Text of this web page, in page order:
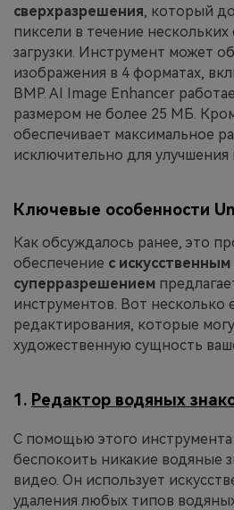
сверхразрешения, который
пиксели в течение нескольких
загрузки. Инструмент может
изображения в 4 форматах,
BMP. AI Image Enhancer
размером не более 25 МБ.
обеспечивает максимальное
исключительно для
Ключевые особенности
Как обсуждалось ранее, это
обеспечение с
суперразрешением
инструментов. Вот несколько
редактирования, которые
художественную сущность
1. Редактор водяных
С помощью этого инструмента
беспокоить никакие водяные
видео. Он использует
удаления любых типов